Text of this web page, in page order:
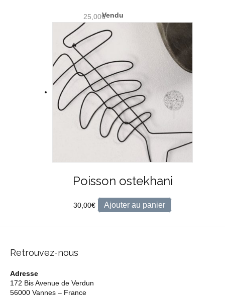
25,00€
Poisson ostekhani
30,00€ Ajouter au panier
Retrouvez-nous
Adresse
172 Bis Avenue de Verdun
56000 Vannes – France